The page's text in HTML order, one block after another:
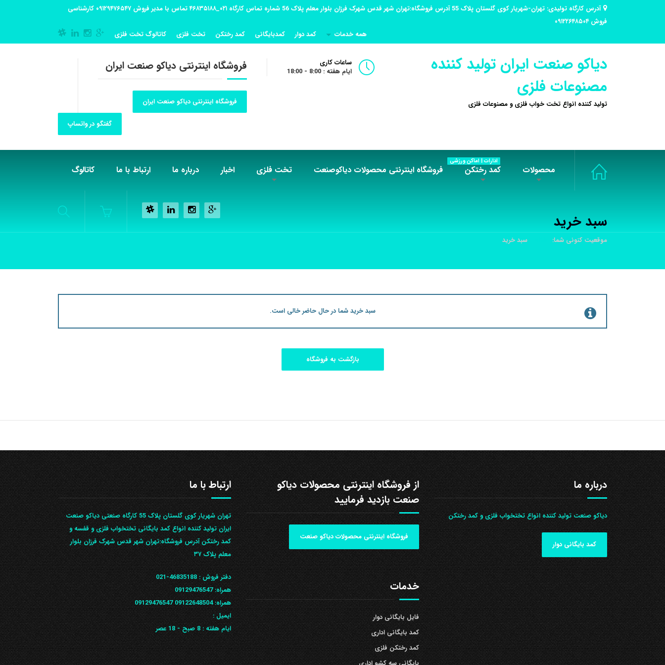
آدرس کارگاه تولیدی: تهران-شهریار کوی گلستان پلاک 55 آدرس فروشگاه:تهران شهر قدس شهرک فرزان بلوار معلم پلاک 56 شماره تماس کارگاه ۰۲۱_۴۶۸۳۵۱۸۸ تماس با مدیر فروش ۰۹۱۲۹۴۷۶۵۴۷ کارشناسی
فروش ۰۹۱۲۲۶۴۸۵۰۴
همه خدمات
کمد دوار کمدبایگانی کمد رختکن تخت فلزی کاتالوگ تخت فلزی
دیاکو صنعت ایران تولید کننده
مصنوعات فلزی
تولید کننده انواع تخت خواب فلزی و مصنوعات فلزی
ساعات کاری
ایام هفته : 8:00 - 18:00
فروشگاه اینترنتی دیاکو صنعت ایران
فروشگاه اینترنتی دیاکو صنعت ایران
گفتگو در واتساپ
محصولات کمد رختکن
ادارات | اماکن ورزشی
فروشگاه اینترنتی محصولات دیاکوصنعت تخت فلزی اخبار درباره ما ارتباط با ما کاتالوگ
سبد خرید
موقعیت کنونی شما: سبد خرید
سبد خرید شما در حال حاضر خالی است.
بازگشت به فروشگاه
درباره ما
دیاکو صنعت تولید کننده انواع تختخواب فلزی و کمد رختکن
کمد بایگانی دوار
از فروشگاه اینترنتی محصولات دیاکو
صنعت بازدید فرمایید
فروشگاه اینترنتی محصولات دیاکو صنعت
خدمات
فایل بایگانی دوار
کمد بایگانی اداری
کمد رختکن فلزی
ارتباط با ما
تهران شهریار کوی گلستان پلاک 55 کارگاه صنعتی دیاکو صنعت
ایران تولید کننده انواع کمد بایگانی تختخواب فلزی و قفسه و
کمد رختکن آدرس ف‍روشگاه:تهران شهر قدس شهرک فرزان بلوار
معلم پلاک ۳۷
دفتر فروش :46835188-021
همراه:09129476547
همراه: 09122648504
09129476547
ایمیل :
ایام هفته :8 صبح - 18 عصر